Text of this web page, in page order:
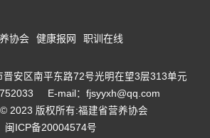
协会 健康报网 职训在线
安区南平东路72号光明在望3层313单元
E-mail：fjsyyxh@qq.com
2023 版权所有:福建省营养协会
闽ICP备20004574号